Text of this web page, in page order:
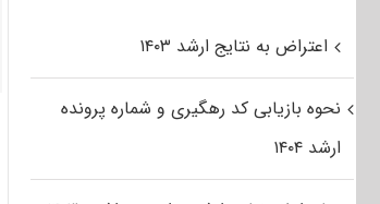
اعتراض به نتایج ارشد ۱۴۰۳
نحوه بازیابی کد رهگیری و شماره پرونده
ارشد ۱۴۰۴